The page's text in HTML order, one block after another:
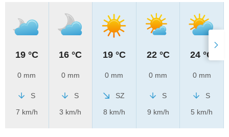
19 °C
0 mm
S
7 km/h
16 °C
0 mm
S
3 km/h
19 °C
0 mm
SZ
8 km/h
22 °C
0 mm
S
9 km/h
24 °C
0 mm
S
5 km/h